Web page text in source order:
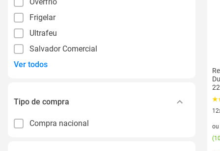
Frigelar
Ultrafeu
Salvador Comercial
Ver todos
Tipo de compra
Compra nacional ou
(